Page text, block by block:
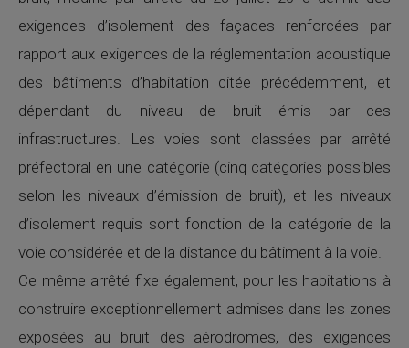
exigences d’isolement des façades renforcées par
rapport aux exigences de la réglementation acoustique
des bâtiments d’habitation citée précédemment, et
dépendant du niveau de bruit émis par ces
infrastructures. Les voies sont classées par arrêté
préfectoral en une catégorie (cinq catégories possibles
selon les niveaux d’émission de bruit), et les niveaux
d’isolement requis sont fonction de la catégorie de la
voie considérée et de la distance du bâtiment à la voie.
Ce même arrêté fixe également, pour les habitations à
construire exceptionnellement admises dans les zones
exposées au bruit des aérodromes, des exigences